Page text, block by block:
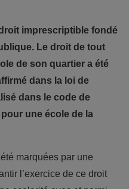
imprescriptible fondé
Le droit de tout
de son quartier a été
dans la loi de
dans le code de
pour une école de la
marquées par une
l’exercice de ce droit